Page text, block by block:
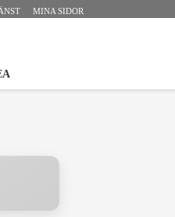
MINA SIDOR